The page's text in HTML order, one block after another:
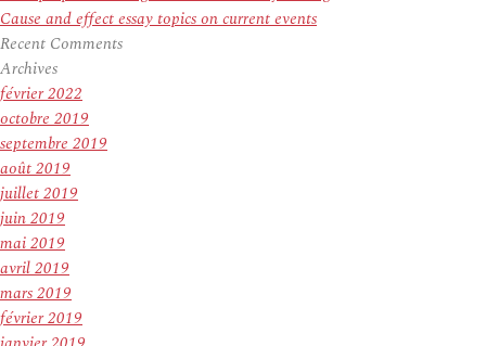
Cause and effect essay topics on current events
Recent Comments
Archives
février 2022
octobre 2019
septembre 2019
août 2019
juillet 2019
juin 2019
mai 2019
avril 2019
mars 2019
février 2019